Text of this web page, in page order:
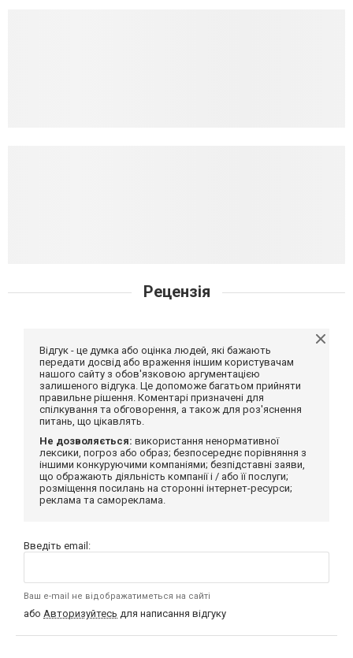
Рецензія
Відгук - це думка або оцінка людей, які бажають
передати досвід або враження іншим користувачам
нашого сайту з обов'язковою аргументацією
залишеного відгука. Це допоможе багатьом прийняти
правильне рішення. Коментарі призначені для
спілкування та обговорення, а також для роз'яснення
питань, що цікавлять.
Не дозволяється: використання ненормативної
лексики, погроз або образ; безпосереднє порівняння з
іншими конкуруючими компаніями; безпідставні заяви,
що ображають діяльність компанії і / або її послуги;
розміщення посилань на сторонні інтернет-ресурси;
реклама та самореклама.
Введіть email:
Ваш e-mail не відображатиметься на сайті
або Авторизуйтесь для написання відгуку